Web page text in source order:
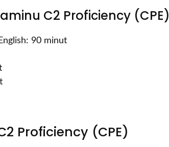
C2 Proficiency (CPE)
90 minut
Proficiency (CPE)